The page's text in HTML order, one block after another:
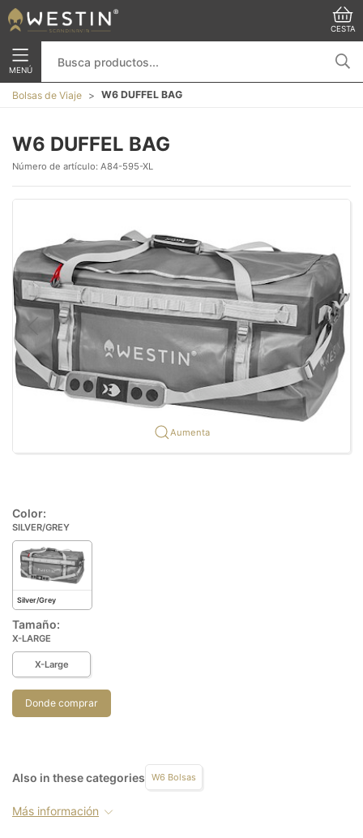
CESTA
MENÚ
Bolsas de Viaje W6 DUFFEL BAG
W6 DUFFEL BAG
Número de artículo: A84-595-XL
Aumenta
Color:
SILVER/GREY
Silver/Grey
Tamaño:
X-LARGE
X-Large
Donde comprar
Also in these categories W6 Bolsas
Más información